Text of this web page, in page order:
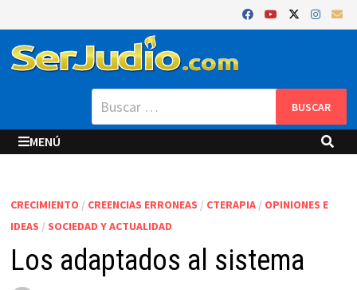
al
contenido
Buscar:
MENÚ
CRECIMIENTO / CREENCIAS ERRONEAS / CTERAPIA/ OPINIONES E
IDEAS / SOCIEDAD Y ACTUALIDAD
Los adaptados al sistema